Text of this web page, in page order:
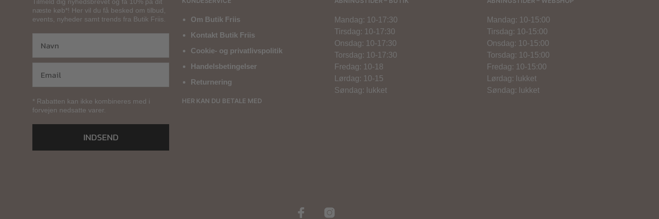
næste køb*! Her vil du få besked om tilbud,
events, nyheder samt trends fra Butik Friis.
* Rabatten kan ikke kombineres med i
forvejen nedsatte varer.
INDSEND
Om Butik Friis
Kontakt Butik Friis
Cookie- og privatlivspolitik
Handelsbetingelser
Returnering
HER KAN DU BETALE MED
Mandag: 10-17:30
Tirsdag: 10-17:30
Onsdag: 10-17:30
Torsdag: 10-17:30
Fredag: 10-18
Lørdag: 10-15
Søndag: lukket
Mandag: 10-15:00
Tirsdag: 10-15:00
Onsdag: 10-15:00
Torsdag: 10-15:00
Fredag: 10-15:00
Lørdag: lukket
Søndag: lukket